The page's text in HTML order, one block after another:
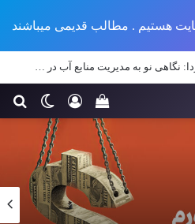
هستیم . مطالب قدیمی میباشند
آب، چالش امروز، پایداری فردا: نگاهی نو به مدیریت منابع آب در طرح‌های عمرانی ایران
تغییر ورود
سبد خرید خود را